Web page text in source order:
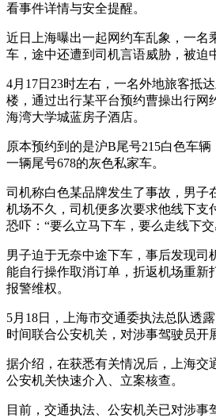
看事件详情与安全提醒。
近日上海曝出一起网约车乱象，一名
车，途中还遭到司机言语威胁，被迫
4月17日23时左右，一名外地旅客抵
楼，通过出行某平台预约曹操出行网
海湾大学城蓝房子酒店。
原本预约到的是沪B尾号215白色车
一辆尾号678的灰色私家车。
司机称白色某品牌发生了事故，男子
机场不久，司机便多次要求他线下支
恐吓：“要么立马下车，要么走线下
男子迫于无奈中途下车，事后发现司
能自行操作取消订单，折返机场重新
报警维权。
5月18日，上海市交通委执法总队透
时间联合公安机关，对涉事驾驶员开
据介绍，在获悉有关情况后，上海交
公安机关快速介入、立案核查。
目前，交通执法、公安机关已对涉事